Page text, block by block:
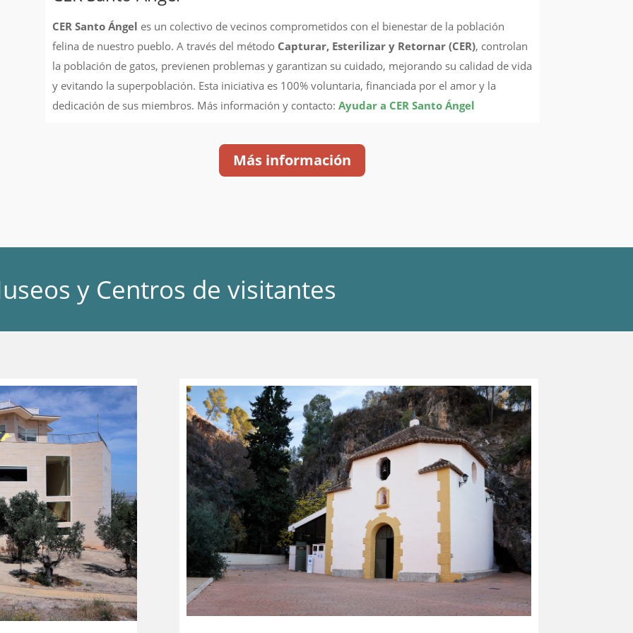
CER Santo Ángel es un colectivo de vecinos comprometidos con el bienestar de la población
felina de nuestro pueblo. A través del método Capturar, Esterilizar y Retornar (CER), controlan
la población de gatos, previenen problemas y garantizan su cuidado, mejorando su calidad de vida
y evitando la superpoblación. Esta iniciativa es 100% voluntaria, financiada por el amor y la
dedicación de sus miembros. Más información y contacto: Ayudar a CER Santo Ángel
Más información
y Centros de visitantes